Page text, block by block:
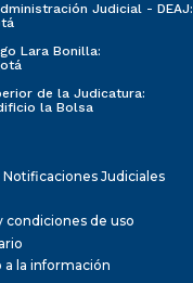
Judicial - DEAJ:
Lara Bonilla:
de la Judicatura:
la Bolsa
Judiciales
condiciones de uso
a la información